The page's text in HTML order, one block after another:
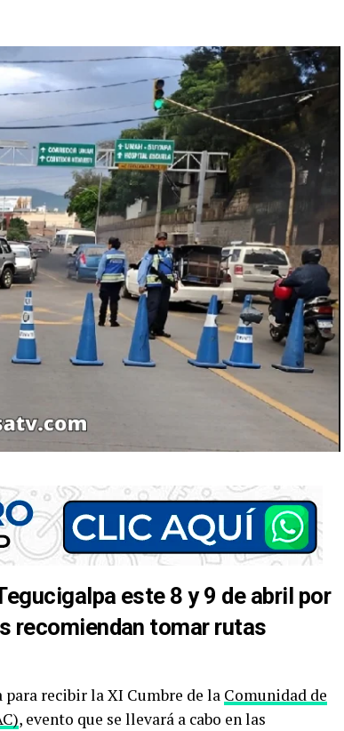
este 8 y 9 de abril por
recomiendan tomar rutas
recibir la XI Cumbre de la Comunidad de
, evento que se llevará a cabo en las